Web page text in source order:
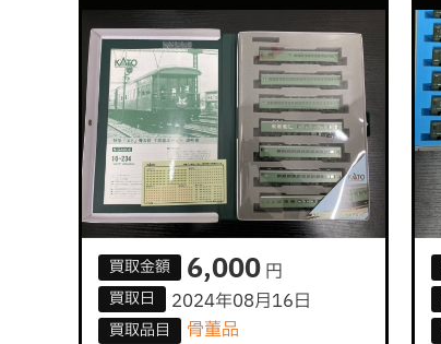
買取金額 6,000 円
買取日 2024年08月16日
買取品目 骨董品